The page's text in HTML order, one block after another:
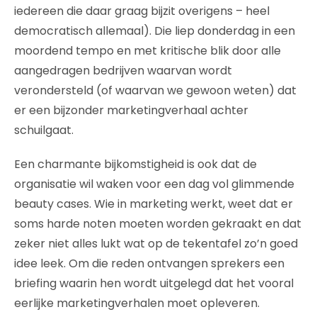
iedereen die daar graag bijzit overigens – heel
democratisch allemaal). Die liep donderdag in een
moordend tempo en met kritische blik door alle
aangedragen bedrijven waarvan wordt
verondersteld (of waarvan we gewoon weten) dat
er een bijzonder marketingverhaal achter
schuilgaat.
Een charmante bijkomstigheid is ook dat de
organisatie wil waken voor een dag vol glimmende
beauty cases. Wie in marketing werkt, weet dat er
soms harde noten moeten worden gekraakt en dat
zeker niet alles lukt wat op de tekentafel zo’n goed
idee leek. Om die reden ontvangen sprekers een
briefing waarin hen wordt uitgelegd dat het vooral
eerlijke marketingverhalen moet opleveren.